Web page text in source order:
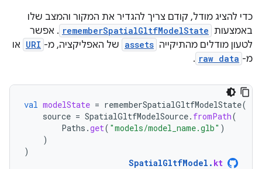
כדי להציג מודל, קודם צריך להגדיר את המקור והמצב שלו
באמצעות rememberSpatialGltfModelState . אפשר
לטעון מודלים מהתיקייה assets של האפליקציה, מ- URI או
מ- raw data
.
val modelState = rememberSpatialGltfModelState(
source = SpatialGltfModelSource. fromPath(
Paths .get( "models/model_name.glb" )
)
)
SpatialGltfModel . kt